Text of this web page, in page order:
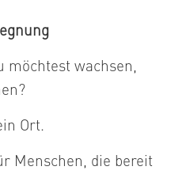
möchtest wachsen,
Ort.
Menschen, die bereit